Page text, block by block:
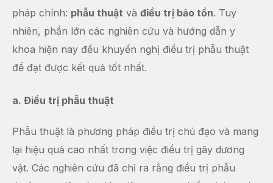
pháp chính: phẫu thuật và điều trị bảo tồn. Tuy
nhiên, phần lớn các nghiên cứu và hướng dẫn y
khoa hiện nay đều khuyến nghị điều trị phẫu thuật
để đạt được kết quả tốt nhất.
a. Điều trị phẫu thuật
Phẫu thuật là phương pháp điều trị chủ đạo và mang
lại hiệu quả cao nhất trong việc điều trị gãy dương
vật. Các nghiên cứu đã chỉ ra rằng điều trị phẫu